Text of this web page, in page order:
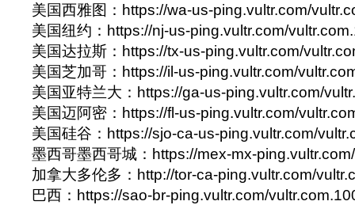
美国西雅图：https://wa-us-ping.vultr.com/
美国纽约：https://nj-us-ping.vultr.com/
美国达拉斯：https://tx-us-ping.vultr.com/
美国芝加哥：https://il-us-ping.vultr.com/
美国亚特兰大：https://ga-us-ping.vultr.com/
美国迈阿密：https://fl-us-ping.vultr.com/
美国硅谷：https://sjo-ca-us-ping.vultr.com/
墨西哥墨西哥城：https://mex-mx-
加拿大多伦多：http://tor-ca-ping.vultr.com/
巴西：https://sao-br-ping.vultr.com/